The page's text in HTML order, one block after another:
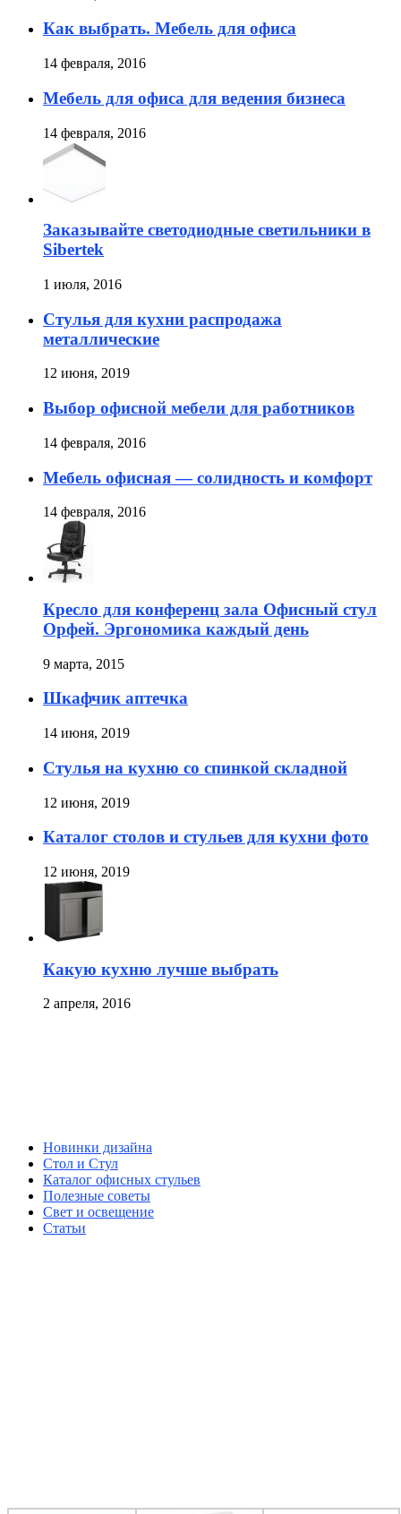
Как выбрать. Мебель для офиса
14 февраля, 2016
Мебель для офиса для ведения бизнеса
14 февраля, 2016
Заказывайте светодиодные светильники в
Sibertek
1 июля, 2016
Стулья для кухни распродажа
металлические
12 июня, 2019
Выбор офисной мебели для работников
14 февраля, 2016
Мебель офисная — солидность и комфорт
14 февраля, 2016
Кресло для конференц зала Офисный стул
Орфей. Эргономика каждый день
9 марта, 2015
Шкафчик аптечка
14 июня, 2019
Стулья на кухню со спинкой складной
12 июня, 2019
Каталог столов и стульев для кухни фото
12 июня, 2019
Какую кухню лучше выбрать
2 апреля, 2016
Новинки дизайна
Стол и Стул
Каталог офисных стульев
Полезные советы
Свет и освещение
Статьи